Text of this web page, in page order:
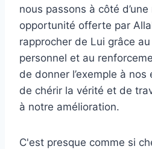
nous passons à côté
opportunité offerte par
rapprocher de Lui grâce
personnel et au
de donner l’exemple à
de chérir la vérité et de
à notre amélioration.
C'est presque comme si